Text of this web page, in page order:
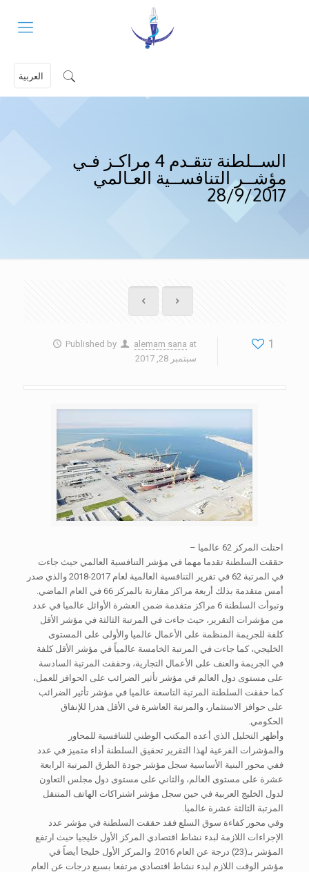
العربية
الســلطنة تتقـدم 4 مراكـز فـي
مؤشــر التنافســية العـالمي
28/9/2017
1
Published by alemam sana at
سبتمبر 28, 2017
احتلت المركز 62 عالميا –
حققت السلطنة تقدما مهما في مؤشر التنافسية العالمي حيث جاءت
في المرتبة 62 في تقرير التنافسية العالمية لعام 2017-2018 والذي صدر
أمس متقدمة بذلك أربعة مراكز مقارنة بالمركز 66 في العام الماضي.
وتبوأت السلطنة 6 مراكز متقدمة ضمن العشرة الأوائل عالميا في عدد
من مؤشرات التقرير، حيث جاءت في المرتبة الثالثة في مؤشر الأقل
كلفة للجريمة المنظمة على الأعمال عالميا والأولى على المستوى
الخليجي، كما جاءت في المرتبة الخامسة عالمياً في مؤشر الأقل كلفة
في الجريمة والعنف على الأعمال التجارية، وحققت المرتبة السادسة
على مستوى دول العالم في مؤشر تأثير الضرائب على الحوافز للعمل،
كما حققت السلطنة المرتبة التاسعة عالميا في مؤشر تأثير الضرائب
على حوافز الاستثمار، والمرتبة العاشرة في الأقل هدرا للإنفاق
الحكومي.
وأظهر التحليل الذي أعده المكتب الوطني للتنافسية للمحاور
والمؤشرات الفرعية لهذا التقرير تحقيق السلطنة أداء متميز في عدد
ففي محور البنية الأساسية سجل مؤشر جودة الطرق المرتبة الرابعة
عشرة على مستوى العالم، والثاني على مستوى دول مجلس التعاون
لدول الخليج العربية في حين سجل مؤشر اشتراكات الهاتف المتنقل
المرتبة الثالثة عشرة عالميا.
وفي محور كفاءة سوق السلع فقد حققت السلطنة في مؤشر عدد
الإجراءات اللازمة لبدء نشاط اقتصادي المركز الأول خليجيا حيث ارتفع
المؤشر بـ(23) درجة عن العام 2016. والمركز الأول خليجا أيضاً في
مؤشر الوقت اللازم لبدء نشاط اقتصادي مرتفعا بسبع درجات عن العام